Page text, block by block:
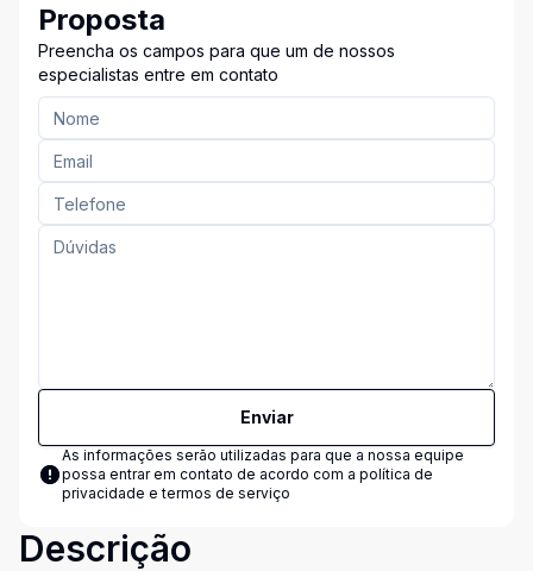
Proposta
Preencha os campos para que um de nossos
especialistas entre em contato
Enviar
As informações serão utilizadas para que a nossa equipe
possa entrar em contato de acordo com a política de
privacidade e termos de serviço
Descrição